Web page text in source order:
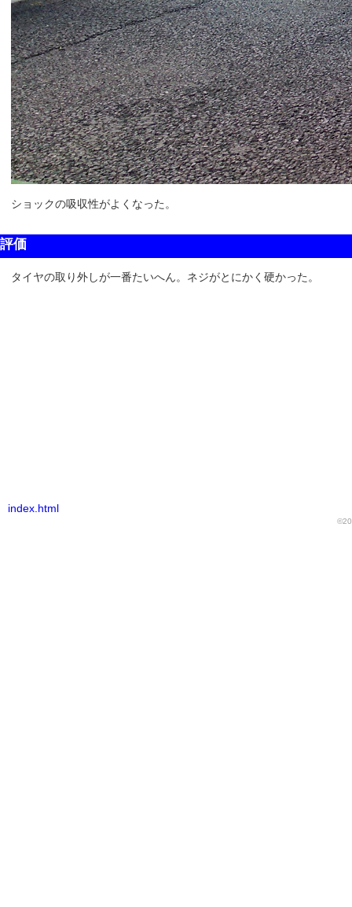
ショックの吸収性がよくなった。
評価
タイヤの取り外しが一番たいへん。ネジがとにかく硬かった。
index.html